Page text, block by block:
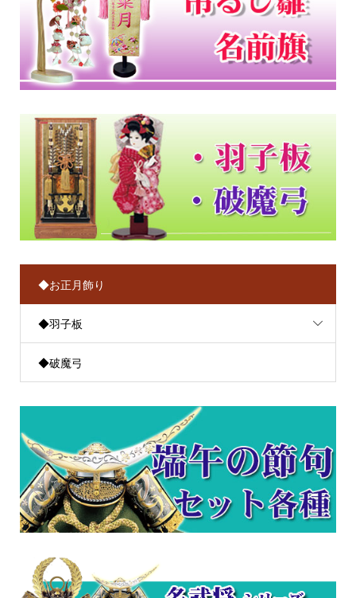
◆お正月飾り
◆羽子板
◆破魔弓